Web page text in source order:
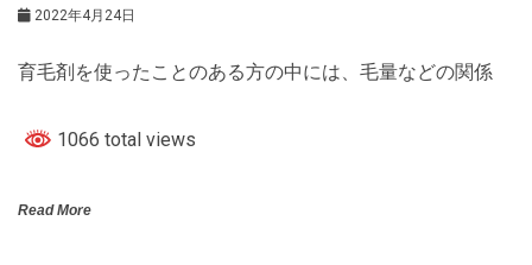
2022年4月24日
育毛剤を使ったことのある方の中には、毛量などの関係
1066 total views
Read More